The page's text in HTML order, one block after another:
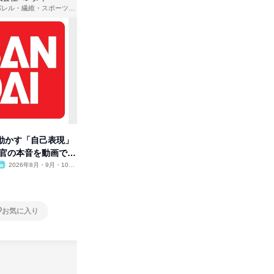
かす「自己表現」
の本音を動画で公
2026年8月・9月・10
お気に入り